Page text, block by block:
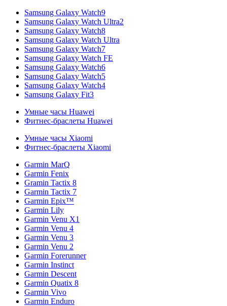
Samsung Galaxy Watch9
Samsung Galaxy Watch Ultra2
Samsung Galaxy Watch8
Samsung Galaxy Watch Ultra
Samsung Galaxy Watch7
Samsung Galaxy Watch FE
Samsung Galaxy Watch6
Samsung Galaxy Watch5
Samsung Galaxy Watch4
Samsung Galaxy Fit3
Умные часы Huawei
Фитнес-браслеты Huawei
Умные часы Xiaomi
Фитнес-браслеты Xiaomi
Garmin MarQ
Garmin Fenix
Gramin Tactix 8
Garmin Tactix 7
Garmin Epix™
Garmin Lily
Garmin Venu X1
Garmin Venu 4
Garmin Venu 3
Garmin Venu 2
Garmin Forerunner
Garmin Instinct
Garmin Descent
Garmin Quatix 8
Garmin Vivo
Garmin Enduro